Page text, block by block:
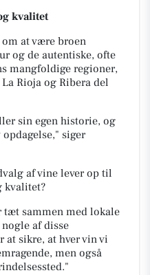
kvalitet
at være broen
og de autentiske, ofte
mangfoldige regioner,
Rioja og Ribera del
sin egen historie, og
opdagelse," siger
af vine lever op til
kvalitet?
tæt sammen med lokale
afdisse
sikre, at hver vin vi
men også